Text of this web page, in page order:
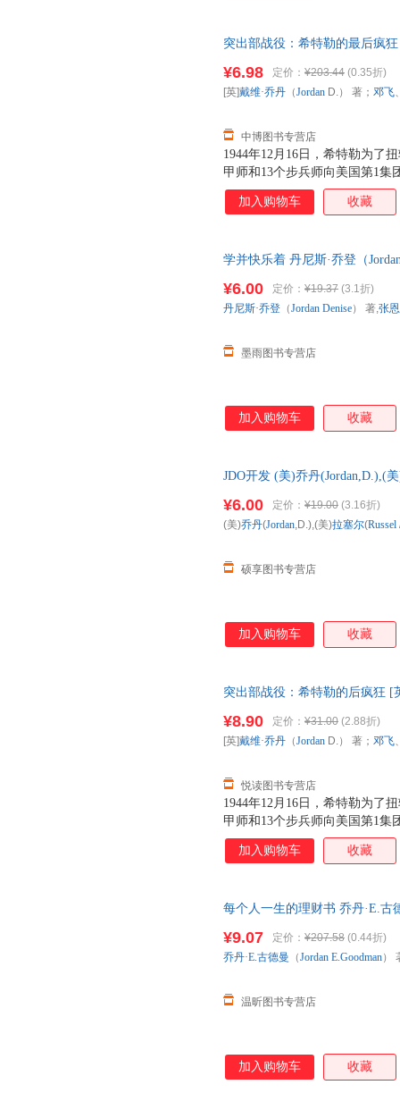
突出部战役：希特勒的最后疯
1944年12月16日，希特勒为了
甲师和13个步兵师向美国第1集
斗持续了6个星期，在寒风刺骨
与了这场大规模的地面战……
¥6.98 定价： ¥203.44 (0.35折)
中博图书专营店
[英]戴维·乔丹 （Jordan D.） 著； 邓飞
加入购物车 收藏
学并快乐着 丹尼斯·乔登（
¥6.00 定价： ¥19.37 (3.1折)
墨雨图书专营店
丹尼斯·乔登 （Jordan Denise） 著,张
加入购物车 收藏
JDO开发 (美)乔丹(Jordan,D.),(
¥6.00 定价： ¥19.00 (3.16折)
硕享图书专营店
(美)乔丹(Jordan,D.),(美)拉塞尔(Russel
加入购物车 收藏
突出部战役：希特勒的后疯狂 [
换】
1944年12月16日，希特勒为了
甲师和13个步兵师向美国第1集
斗持续了6个星期，在寒风刺骨
与了这场大规模的地面战……
¥8.90 定价： ¥31.00 (2.88折)
悦读图书专营店
[英]戴维·乔丹 （Jordan D.） 著； 邓飞
加入购物车 收藏
每个人一生的理财书 乔丹·E.古
购！
¥9.07 定价： ¥207.58 (0.44折)
温昕图书专营店
乔丹·E.古德曼 （Jordan E.Goodman）
加入购物车 收藏